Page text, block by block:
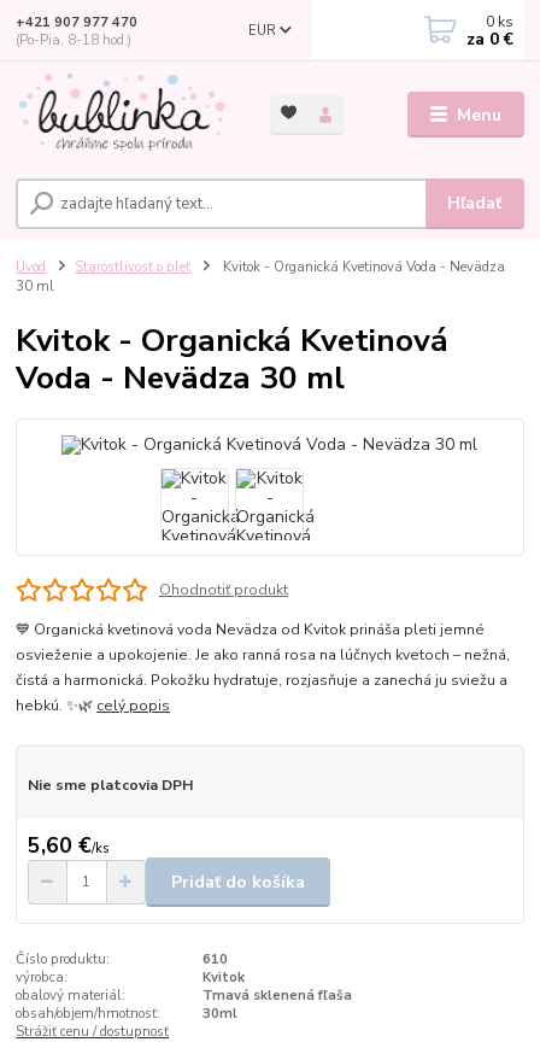
Menu
EUR
Hľadať
+421 907 977 470
(Po-Pia, 8-18 hod.)
0 ks
za 0 €
Úvod Starostlivosť o pleť
Kvitok - Organická Kvetinová Voda - Nevädza
30 ml
Kvitok - Organická Kvetinová
Voda - Nevädza 30 ml
Ohodnotiť produkt
💙 Organická kvetinová voda Nevädza od Kvitok prináša pleti jemné
osvieženie a upokojenie. Je ako ranná rosa na lúčnych kvetoch – nežná,
čistá a harmonická. Pokožku hydratuje, rozjasňuje a zanechá ju sviežu a
hebkú. ✨🌿 celý popis
Nie sme platcovia DPH
5,60 €/ks
Pridať do košíka
Číslo produktu:
610
výrobca:
Kvitok
obalový materiál:
Tmavá sklenená fľaša
obsah/objem/hmotnosť:
30ml
Strážiť cenu / dostupnosť